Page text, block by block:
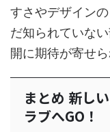
すさやデザイン
だ知られていな
開に期待が寄せら
まとめ 新し
ラブへGO！